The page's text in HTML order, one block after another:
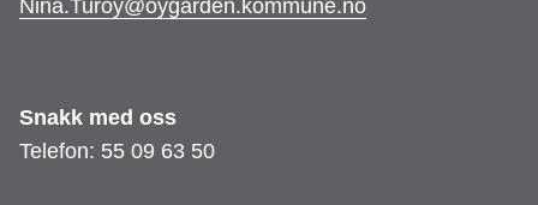
Nina.Turoy@oygarden.kommune.no
Snakk med oss
Telefon: 55 09 63 50